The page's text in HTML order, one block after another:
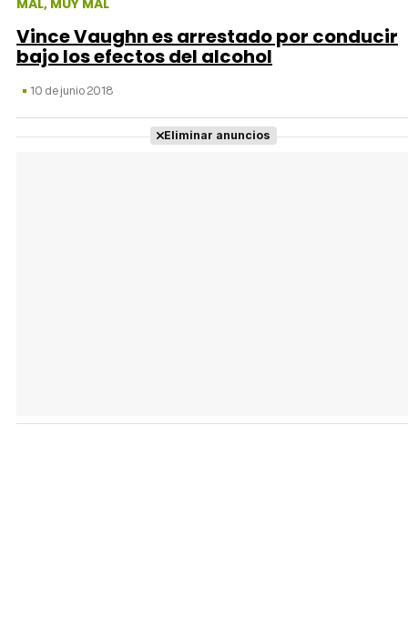
MAL, MUY MAL
Vince Vaughn es arrestado por conducir
bajo los efectos del alcohol
10 de junio 2018
Eliminar anuncios